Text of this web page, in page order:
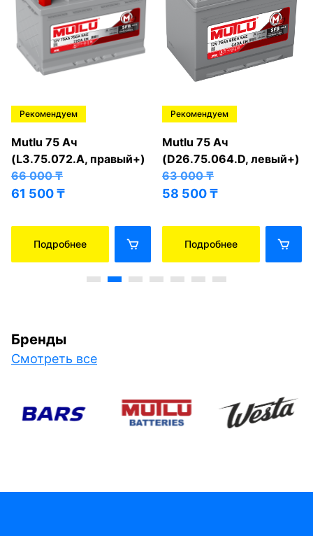
Рекомендуем
Mutlu 75 Ач
(L3.75.072.A, правый+)
66 000₸
61 500₸
Подробнее
Рекомендуем
Mutlu 75 Ач
(D26.75.064.D, левый+)
63 000₸
58 500₸
Подробнее
Бренды
Смотреть все